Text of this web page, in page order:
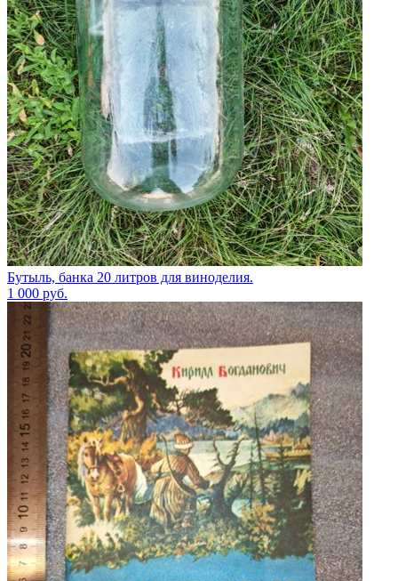
Бутыль, банка 20 литров для виноделия.
1 000 руб.